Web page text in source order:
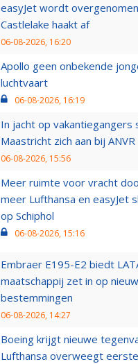
easyJet wordt
Castlelake haakt af
06-08-2026, 16:20
Apollo geen onbekende
luchtvaart
06-08-2026, 16:19
In jacht op vakantiegangers
Maastricht zich aan bij ANVR
06-08-2026, 15:56
Meer ruimte voor vracht
meer Lufthansa en easyJet
op Schiphol
06-08-2026, 15:16
Embraer E195-E2 biedt
maatschappij zet in op
bestemmingen
06-08-2026, 14:27
Boeing krijgt nieuwe
Lufthansa overweegt